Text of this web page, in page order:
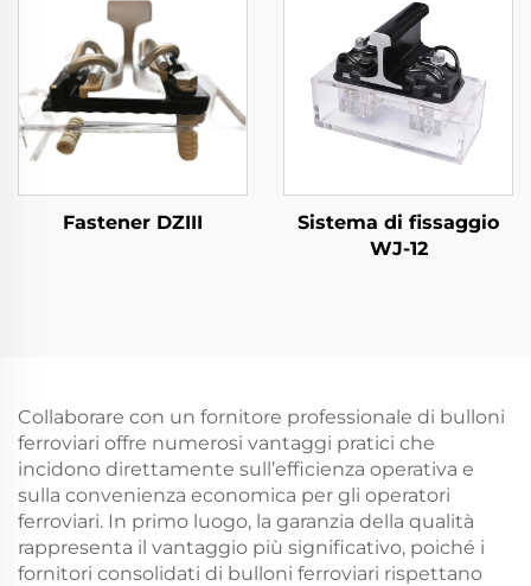
Fastener DZIII
Sistema di fissaggio
WJ-12
Collaborare con un fornitore professionale di bulloni
ferroviari offre numerosi vantaggi pratici che
incidono direttamente sull’efficienza operativa e
sulla convenienza economica per gli operatori
ferroviari. In primo luogo, la garanzia della qualità
rappresenta il vantaggio più significativo, poiché i
fornitori consolidati di bulloni ferroviari rispettano